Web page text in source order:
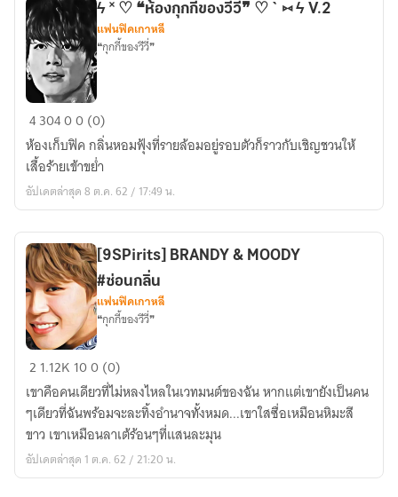
ϟ
˟
♡
❝ห้อง
กุก
ของ
วี
วี่❞
♡
`
⑅
ϟ
V.2
ϟ ˟ ♡ ❝ห้องกุกกี้ของวีวี่❞ ♡ ` ⑅ ϟ V.2
แฟนฟิคเกาหลี
❝กุกกี้ของวีวี่❞
430400 (0)
ห้องเก็บฟิค กลิ่นหอมฟุ้งที่รายล้อมอยู่รอบตัวก็ราวกับเชิญชวนให้
เสื้อร้ายเข้าขย่ำ
อัปเดตล่าสุด 8 ต.ค. 62 / 17:49 น.
[9SPirits]
BRANDY
&
MOODY
#ซ่อนกลิ่น
[9SPirits] BRANDY & MOODY
#ซ่อนกลิ่น
แฟนฟิคเกาหลี
❝กุกกี้ของวีวี่❞
2 1.12K 100 (0)
เขาคือคนเดียวที่ไม่หลงไหลในเวทมนต์ของฉัน หากแต่เขายังเป็นคน
ๆเดียวที่ฉันพร้อมจะละทิ้งอำนาจทั้งหมด...เขาใสซื่อเหมือนหิมะสี
ขาว เขาเหมือนลาเต้ร้อนๆที่แสนละมุน
อัปเดตล่าสุด 1 ต.ค. 62 / 21:20 น.